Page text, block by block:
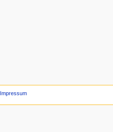
Impressum